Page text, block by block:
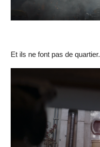
Et ils ne font pas de quartier.